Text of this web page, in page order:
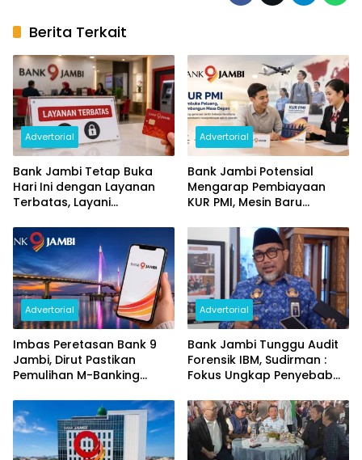
Berita Terkait
Advertorial
Bank Jambi Tetap Buka
Hari Ini dengan Layanan
Terbatas, Layani
dan Perubahan PIN
Advertorial
Bank Jambi Potensial
Mengarap Pembiayaan
KUR PMI, Mesin Baru
Daerah
Advertorial
Imbas Peretasan Bank 9
Jambi, Dirut Pastikan
Pemulihan M-Banking
Advertorial
Bank Jambi Tunggu Audit
Forensik IBM, Sudirman :
Fokus Ungkap Penyebab
Rp144 Miliar